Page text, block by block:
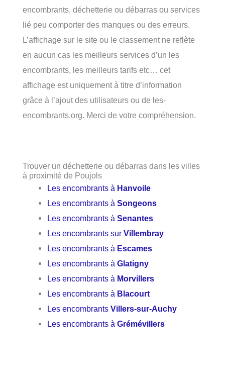
encombrants, déchetterie ou débarras ou services
lié peu comporter des manques ou des erreurs.
L’affichage sur le site ou le classement ne reflète
en aucun cas les meilleurs services d’un les
encombrants, les meilleurs tarifs etc… cet
affichage est uniquement à titre d’information
grâce à l’ajout des utilisateurs ou de les-
encombrants.org. Merci de votre compréhension.
Trouver un déchetterie ou débarras dans les villes
à proximité de Poujols
Les encombrants à Hanvoile
Les encombrants àSongeons
Les encombrants àSenantes
Les encombrants surVillembray
Les encombrants à Escames
Les encombrants àGlatigny
Les encombrants à Morvillers
Les encombrants à Blacourt
Les encombrantsVillers-sur-Auchy
Les encombrants àGrémévillers